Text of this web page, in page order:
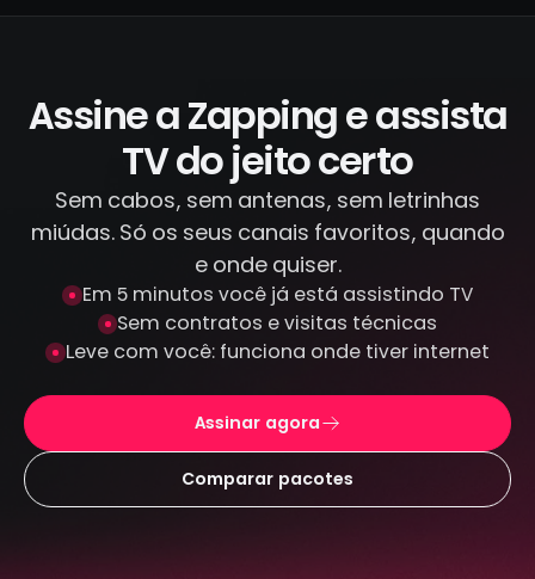
os canais que transmitimos, diferente de
canais criptografados e protegidos: não
armazenamos seus dados de pagamento.
Assine a Zapping e assista
TV do jeito certo
Sem cabos, sem antenas, sem letrinhas
miúdas. Só os seus canais favoritos, quando
e onde quiser.
Em 5 minutos você já está assistindo TV
Sem contratos e visitas técnicas
Leve com você: funciona onde tiver internet
Assinar agora
Comparar pacotes